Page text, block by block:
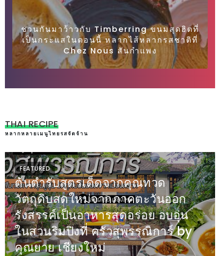
MAPS
MY
ACCOUNT
FACEBOOK
ครั้ง
ที่
2
เทศกาล
เบียร์
ที่
ใหญ่
ที่สุด
ชวนกันมาว้าวกับ Timberring ขนมสุดฮิตที่
เป็นกระแสในตอนนี้ หลากไส้หลากรสชาติที่
Chez Nous สันกำแพง
THAI RECIPE
หลากหลายเมนูไทยรสจัดจ้าน
FEATURED
ต้นตำรับสูตรเด็ดจากคุณทวด
วัตถุดิบสดใหม่จากภาคตะวันออก
รังสรรค์เป็นอาหารสุดอร่อย อบอุ่น
ในสวนริมปิงที่ ครัวสุพรรณิการ์ by
คุณยาย เชียงใหม่